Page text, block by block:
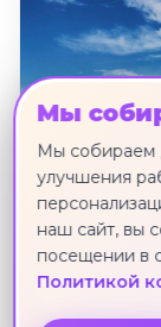
Мы
Мы собираем
улучшения
наш сайт, вы
посещении в
Политикой